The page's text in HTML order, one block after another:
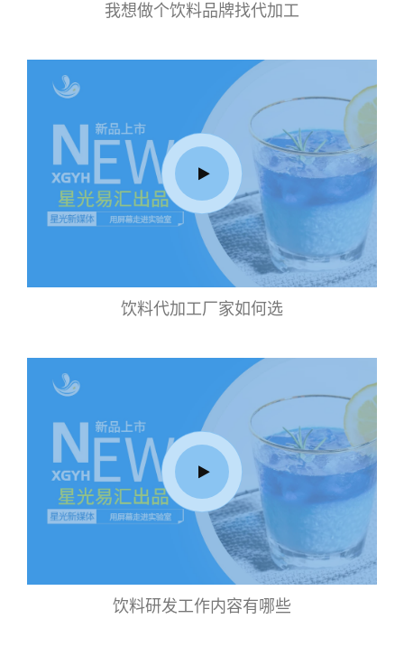
我想做个饮料品牌找代加工
饮料代加工厂家如何选
饮料研发工作内容有哪些